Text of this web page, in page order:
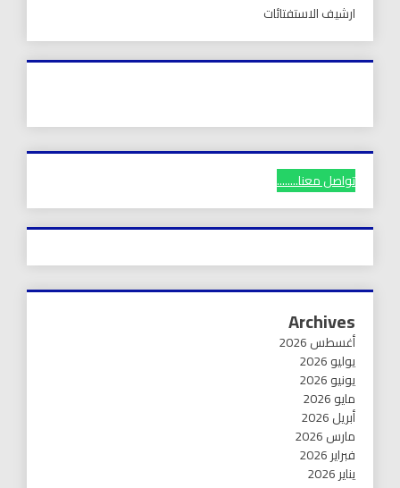
ارشيف الاستفتائات
تواصل معنا........
Archives
أغسطس 2026
يوليو 2026
يونيو 2026
مايو 2026
أبريل 2026
مارس 2026
فبراير 2026
يناير 2026